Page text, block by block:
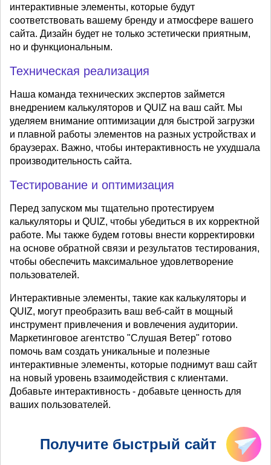
интерактивные элементы, которые будут
соответствовать вашему бренду и атмосфере вашего
сайта. Дизайн будет не только эстетически приятным,
но и функциональным.
Техническая реализация
Наша команда технических экспертов займется
внедрением калькуляторов и QUIZ на ваш сайт. Мы
уделяем внимание оптимизации для быстрой загрузки
и плавной работы элементов на разных устройствах и
браузерах. Важно, чтобы интерактивность не ухудшала
производительность сайта.
Тестирование и оптимизация
Перед запуском мы тщательно протестируем
калькуляторы и QUIZ, чтобы убедиться в их корректной
работе. Мы также будем готовы внести корректировки
на основе обратной связи и результатов тестирования,
чтобы обеспечить максимальное удовлетворение
пользователей.
Интерактивные элементы, такие как калькуляторы и
QUIZ, могут преобразить ваш веб-сайт в мощный
инструмент привлечения и вовлечения аудитории.
Маркетинговое агентство "Слушая Ветер" готово
помочь вам создать уникальные и полезные
интерактивные элементы, которые поднимут ваш сайт
на новый уровень взаимодействия с клиентами.
Добавьте интерактивность - добавьте ценность для
ваших пользователей.
Получите быстрый сайт